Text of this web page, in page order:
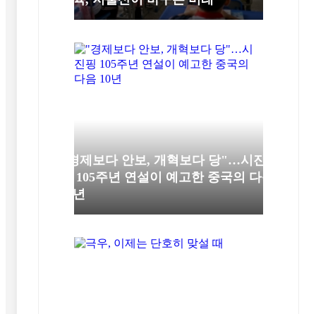
"경제보다 안보, 개혁보다 당"…시진
핑 105주년 연설이 예고한 중국의 다음
10년